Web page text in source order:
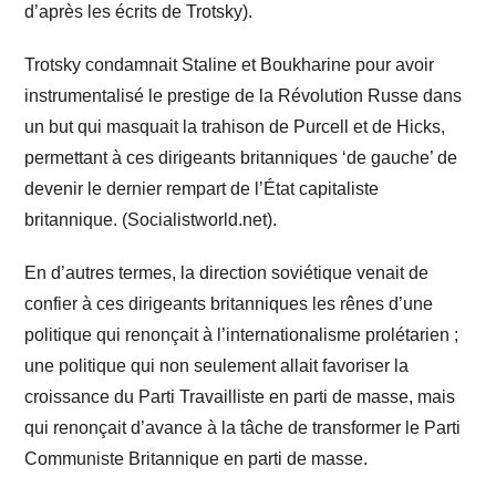
d’après les écrits de Trotsky).
Trotsky condamnait Staline et Boukharine pour avoir
instrumentalisé le prestige de la Révolution Russe dans
un but qui masquait la trahison de Purcell et de Hicks,
permettant à ces dirigeants britanniques ‘de gauche’ de
devenir le dernier rempart de l’État capitaliste
britannique. (Socialistworld.net).
En d’autres termes, la direction soviétique venait de
confier à ces dirigeants britanniques les rênes d’une
politique qui renonçait à l’internationalisme prolétarien ;
une politique qui non seulement allait favoriser la
croissance du Parti Travailliste en parti de masse, mais
qui renonçait d’avance à la tâche de transformer le Parti
Communiste Britannique en parti de masse.